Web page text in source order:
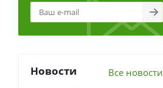
Новости Все новости